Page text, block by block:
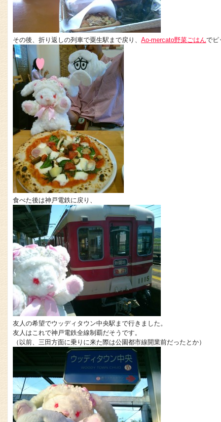
その後、折り返しの列車で粟生駅まで戻り、 Ao-mercato野菜ごはんでピ
食べた後は神戸電鉄に戻り、
友人の希望でウッディタウン中央駅まで行きました。
友人はこれで神戸電鉄全線制覇だそうです。
（以前、三田方面に乗りに来た際は公園都市線開業前だったとか）